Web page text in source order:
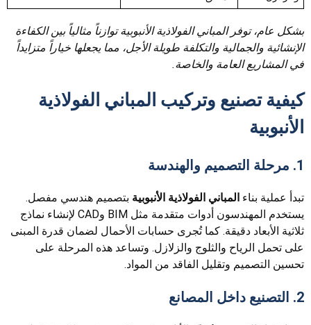
بشكل عام، توفر المباني الفولاذية الأنبوبية توازناً مثالياً بين الكفاءة
الإنشائية والجمالية والتكلفة طويلة الأجل، مما يجعلها خياراً متزايداً
في المشاريع العامة والخاصة.
كيفية تصنيع وتركيب المباني الفولاذية
الأنبوبية
1. مرحلة التصميم والهندسة
تبدأ عملية بناء المباني الفولاذية الأنبوبية بتصميم هندسي مفصل.
يستخدم المهندسون أدوات متقدمة مثل BIM وCAD لإنشاء نماذج
ثلاثية الأبعاد دقيقة. كما تُجرى حسابات الأحمال لضمان قدرة المبنى
على تحمل الرياح والثلوج والزلازل. وتساعد هذه المرحلة على
تحسين التصميم وتقليل الفاقد من المواد.
2. التصنيع داخل المصانع